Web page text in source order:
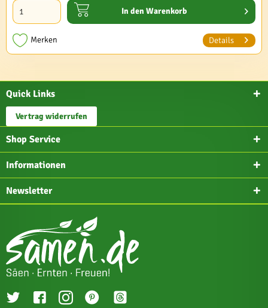
In den Warenkorb
Merken Details
Quick Links
Vertrag widerrufen
Shop Service
Informationen
Newsletter